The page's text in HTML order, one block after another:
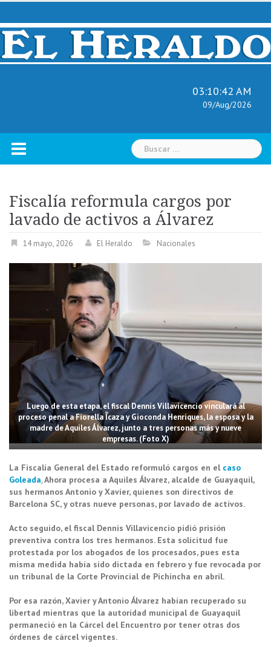
Skip
content
03:10:43 AM
09/Aug/2026
Buscar:
Fiscalía reformula cargos por
lavado de activos a Álvarez
14 mayo, 2026 El Heraldo Nacionales
Luego de esta etapa, el fiscal Dennis Villavicencio vinculará al
proceso penal a Fiorella Icaza y Gioconda Henriques, la esposa y la
madre de Aquiles Álvarez, junto a tres personas más y nueve
empresas. (Foto X)
La Fiscalía General del Estado reformuló cargos en el caso
Goleada.Ahora procesa a Aquiles Álvarez, alcalde de Guayaquil,
sus hermanos Antonio y Xavier, quienes son directivos de
Barcelona SC, y otras nueve personas, por lavado de activos.
Acto seguido, el fiscal Dennis Villavicencio pidió prisión
preventiva contra los tres hermanos. Esta solicitud fue
protestada por los abogados de los procesados, pues esta
misma medida había sido dictada en febrero y fue revocada por
un tribunal de la Corte Provincial de Pichincha en abril.
Por esa razón, Xavier y Antonio Álvarez habían recuperado su
libertad mientras que la autoridad municipal de Guayaquil
permaneció en la Cárcel del Encuentro por tener otras dos
órdenes de cárcel vigentes.